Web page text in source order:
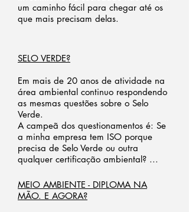
um caminho fácil para chegar até os
que mais precisam delas.
SELO VERDE?
Em mais de 20 anos de atividade na
área ambiental continuo respondendo
as mesmas questões sobre o Selo
Verde.
A campeã dos questionamentos é: Se
a minha empresa tem ISO porque
precisa de Selo Verde ou outra
qualquer certificação ambiental? ...
MEIO AMBIENTE - DIPLOMA NA
MÃO. E AGORA?